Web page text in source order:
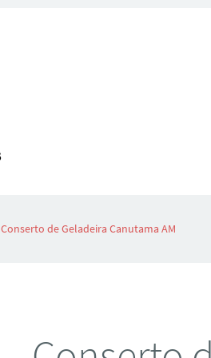
Conserto de Geladeira Canutama AM